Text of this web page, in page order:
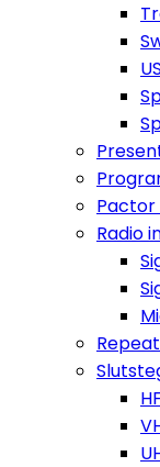
Radio
HF